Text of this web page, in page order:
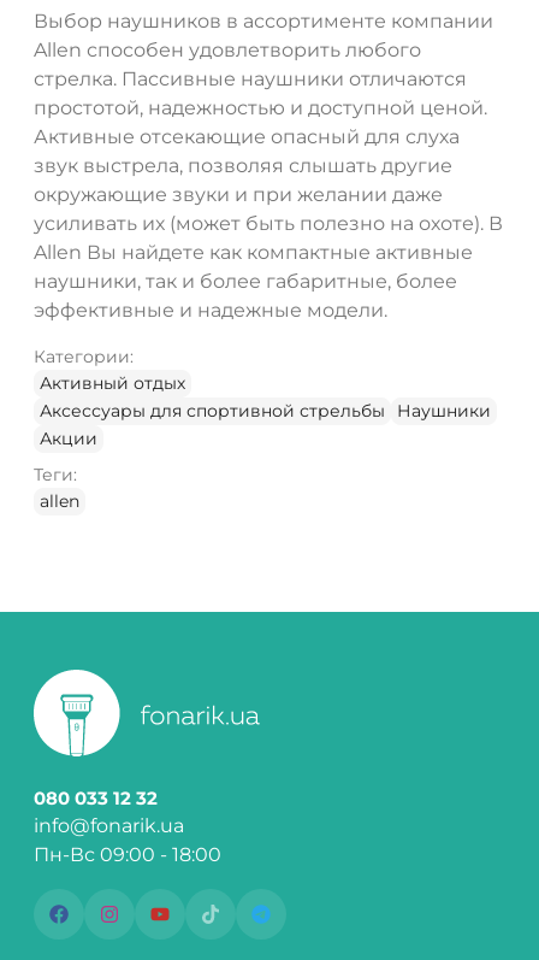
Выбор наушников в ассортименте компании
Allen способен удовлетворить любого
стрелка. Пассивные наушники отличаются
простотой, надежностью и доступной ценой.
Активные отсекающие опасный для слуха
звук выстрела, позволяя слышать другие
окружающие звуки и при желании даже
усиливать их (может быть полезно на охоте). В
Allen Вы найдете как компактные активные
наушники, так и более габаритные, более
эффективные и надежные модели.
Категории:
Активный отдых
Аксессуары для спортивной стрельбы
Наушники
Акции
Теги:
allen
080 033 12 32
info@fonarik.ua
Пн-Вс 09:00 - 18:00